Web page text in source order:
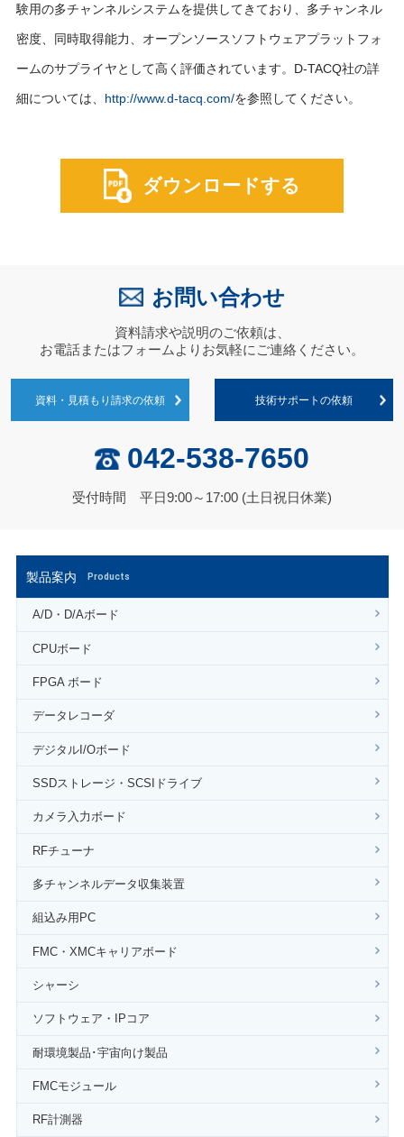
製品案内 Products
A/D・D/Aボード
CPUボード
FPGA ボード
データレコーダ
デジタルI/Oボード
SSDストレージ・SCSIドライブ
カメラ入力ボード
RFチューナ
多チャンネルデータ収集装置
組込み用PC
FMC・XMCキャリアボード
シャーシ
ソフトウェア・IPコア
耐環境製品･宇宙向け製品
FMCモジュール
RF計測器
験用の多チャンネルシステムを提供してきており、多チャンネル
密度、同時取得能力、オープンソースソフトウェアプラットフォ
ームのサプライヤとして高く評価されています。D-TACQ社の詳
細については、 http://www.d-tacq.com/を参照してください。
ダウンロードする
お問い合わせ
資料請求や説明のご依頼は、
お電話またはフォームよりお気軽にご連絡ください。
資料・見積もり請求の依頼 技術サポートの依頼
042-538-7650
受付時間 平日9:00～17:00 (土日祝日休業)